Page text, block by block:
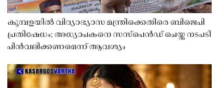
കുമ്പളയിൽ വിദ്യാഭ്യാസ മന്ത്രിക്കെതിരെ ബിജെപി
പ്രതിഷേധം; അധ്യാപകനെ സസ്‌പെൻഡ് ചെയ്ത നടപടി
പിൻവലിക്കണമെന്ന് ആവശ്യം